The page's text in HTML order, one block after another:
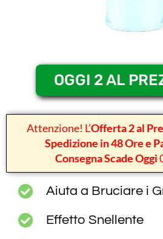
OGGI 2 AL
Attenzione! L’Offerta 2 al
Spedizione in 48 Ore e
Consegna Scade Oggi
Aiuta a Bruciare i
Effetto Snellente